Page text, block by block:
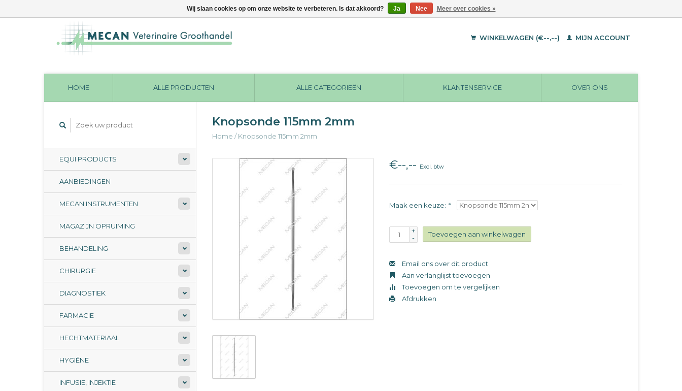
WINKELWAGEN (€--,--) MIJN ACCOUNT
HOME ALLE PRODUCTEN ALLE CATEGORIEËN KLANTENSERVICE OVER ONS
EQUI PRODUCTS
AANBIEDINGEN
MECAN INSTRUMENTEN
MAGAZIJN OPRUIMING
BEHANDELING
CHIRURGIE
DIAGNOSTIEK
FARMACIE
HECHTMATERIAAL
HYGIËNE
INFUSIE, INJEKTIE
Knopsonde 115mm 2mm
Home /Knopsonde 115mm 2mm
€--,-- Excl. btw
Maak een keuze: *
+
-
Toevoegen aan winkelwagen
Email ons over dit product
Aan verlanglijst toevoegen
Toevoegen om te vergelijken
Afdrukken
Wij slaan cookies op om onze website te verbeteren. Is dat akkoord? Ja Nee Meer over cookies »